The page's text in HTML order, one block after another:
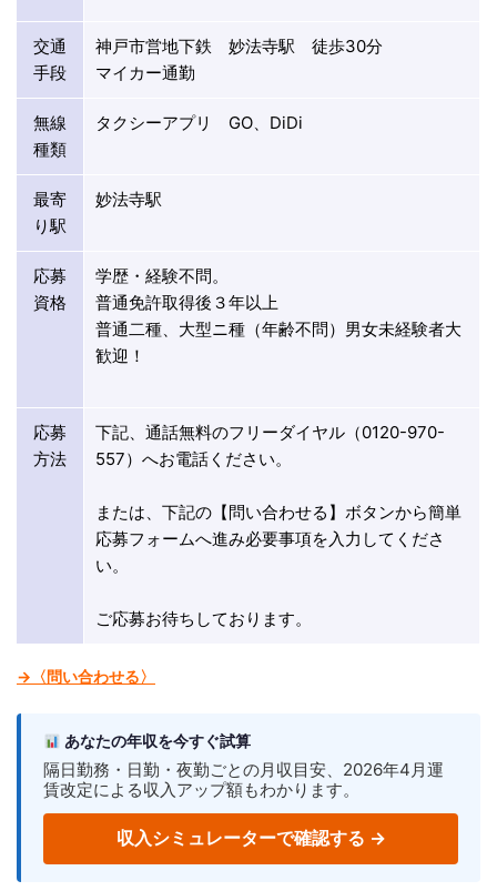
交通
手段
神戸市営地下鉄 妙法寺駅 徒歩30分
マイカー通勤
無線
種類
タクシーアプリ GO、DiDi
最寄
り駅
妙法寺駅
応募
資格
学歴・経験不問。
普通免許取得後３年以上
普通二種、大型ニ種（年齢不問）男女未経験者大
歓迎！
応募
方法
下記、通話無料のフリーダイヤル（0120-970-
557）へお電話ください。
または、下記の【問い合わせる】ボタンから簡単
応募フォームへ進み必要事項を入力してくださ
い。
ご応募お待ちしております。
→〈問い合わせる〉
あなたの年収を今すぐ試算
隔日勤務・日勤・夜勤ごとの月収目安、2026年4月運
賃改定による収入アップ額もわかります。
収入シミュレーターで確認する →